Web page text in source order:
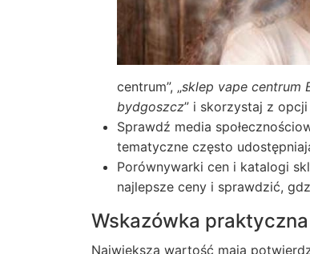
centrum”, „sklep vape centrum
bydgoszcz” i skorzystaj z
Sprawdź media
tematyczne często
Porównywarki cen i katalogi
najlepsze ceny i sprawdzić,
Wskazówka praktyczna
Największą wartość mają